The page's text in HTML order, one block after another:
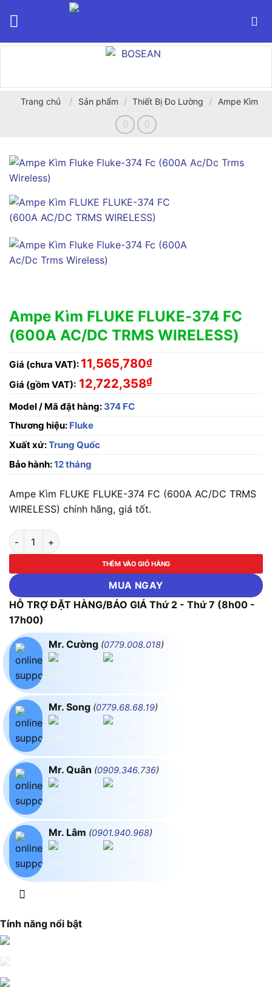
Trang chủ / Sản phẩm / Thiết Bị Đo Lường / Ampe Kìm
Ampe Kìm FLUKE FLUKE-374 FC
(600A AC/DC TRMS WIRELESS)
Giá (chưa VAT): 11,565,780₫
Giá (gồm VAT): 12,722,358₫
Model / Mã đặt hàng: 374 FC
Thương hiệu: Fluke
Xuất xứ:Trung Quốc
Bảo hành:12 tháng
Ampe Kìm FLUKE FLUKE-374 FC (600A AC/DC TRMS
WIRELESS) chính hãng, giá tốt.
Ampe Kìm FLUKE FLUKE-374 FC (600A AC/DC TRMS
THÊM VÀO GIỎ HÀNG
MUA NGAY
HỖ TRỢ ĐẶT HÀNG/BÁO GIÁ Thứ 2 - Thứ 7 (8h00 -
17h00)
Mr. Cường (0779.008.018)
Mr. Song (0779.68.68.19)
Mr. Quân (0909.346.736)
Mr. Lâm (0901.940.968)
Tính năng nổi bật